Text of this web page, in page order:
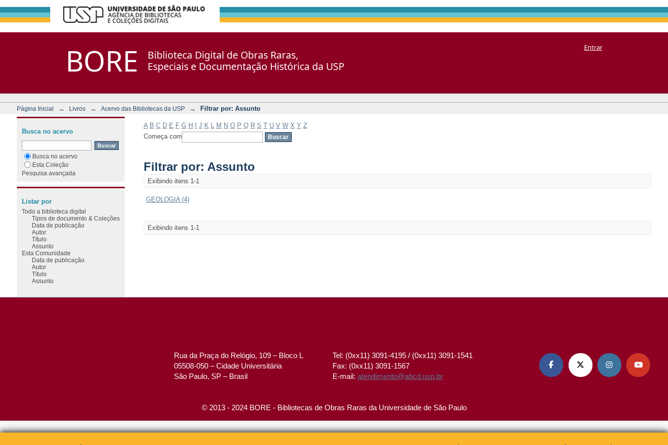
BORE
Biblioteca Digital de Obras Raras,
Especiais e Documentação Histórica da USP
Entrar
Página Inicial → Livros → Acervo das Bibliotecas da USP → Filtrar por: Assunto
A B C D E F G H J K M N O P Q R S T U V W X Y Z
Começa com
Filtrar por: Assunto
Exibindo itens 1-1
GEOLOGIA (4)
Exibindo itens 1-1
Busca no acervo
Busca no acervo
Esta Coleção
Pesquisa avançada
Listar por
Todo a biblioteca digital
Tipos de documento & Coleções
Data de publicação
Autor
Título
Assunto
Esta Comunidade
Data de publicação
Autor
Título
Assunto
Rua da Praça do Relógio, 109 – Bloco L
05508-050 – Cidade Universitária
São Paulo, SP – Brasil
Tel: (0xx11) 3091-4195 / (0xx11) 3091-1541
Fax: (0xx11) 3091-1567
E-mail:atendimento@abcd.usp.br
   
© 2013 - 2024 BORE - Bibliotecas de Obras Raras da Universidade de São Paulo